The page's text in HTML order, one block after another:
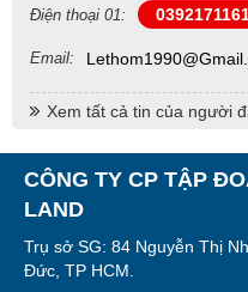
Điện thoại 01:
Email:
Xem tất cả tin của người
CÔNG TY CP TẬP
LAND
Trụ sở SG: 84 Nguyễn Thị
Đức, TP HCM.